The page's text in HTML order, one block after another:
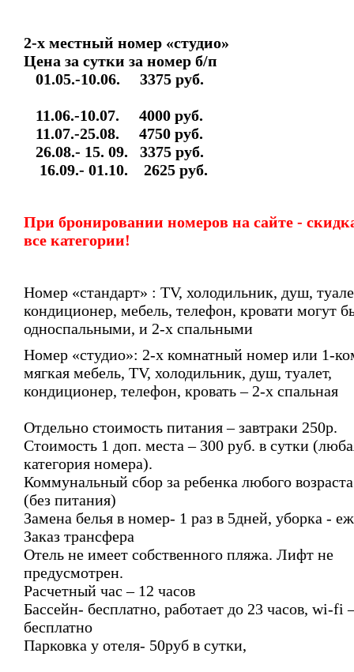
2-х местный номер «студио»
Цена за сутки за номер б/п
01.05.-10.06. 3375
11.06.-10.07. 4000
11.07.-25.08. 4750
26.08.- 15. 09. 3375 руб.
16.09.- 01.10. 2625 руб.
При бронировании номеров на сайте -
все категории!
Номер «стандарт» : TV, холодильник, душ,
кондиционер, мебель, телефон, кровати могут
односпальными, и 2-х спальными
Номер «студио»: 2-х комнатный номер или 1-
мягкая мебель, TV, холодильник, душ, туалет,
кондиционер, телефон, кровать – 2-х спальная
Отдельно стоимость питания – завтраки 250р.
Стоимость 1 доп. места – 300 руб. в сутки
категория номера).
Коммунальный сбор за ребенка любого
(без питания)
Замена белья в номер- 1 раз в 5дней, уборка -
Заказ трансфера
Отель не имеет собственного пляжа. Лифт не
предусмотрен.
Расчетный час – 12 часов
Бассейн- бесплатно, работает до 23 часов, wi-fi
бесплатно
Парковка у отеля- 50руб в сутки,